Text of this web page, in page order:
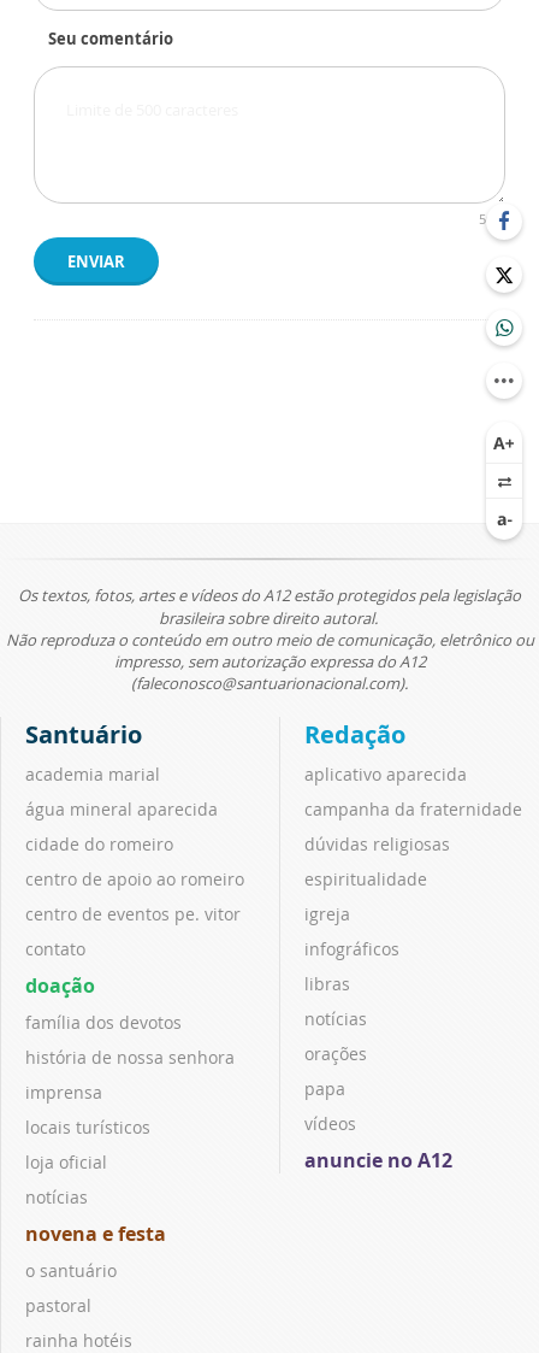
Seu comentário
500
ENVIAR
Os textos, fotos, artes e vídeos do A12 estão protegidos pela legislação
brasileira sobre direito autoral.
Não reproduza o conteúdo em outro meio de comunicação, eletrônico ou
impresso, sem autorização expressa do A12
(faleconosco@santuarionacional.com).
Santuário
academia marial
água mineral aparecida
cidade do romeiro
centro de apoio ao romeiro
centro de eventos pe. vitor
contato
doação
família dos devotos
história de nossa senhora
imprensa
locais turísticos
loja oficial
notícias
novena e festa
o santuário
pastoral
rainha hotéis
Redação
aplicativo aparecida
campanha da fraternidade
dúvidas religiosas
espiritualidade
igreja
infográficos
libras
notícias
orações
papa
vídeos
anuncie no A12